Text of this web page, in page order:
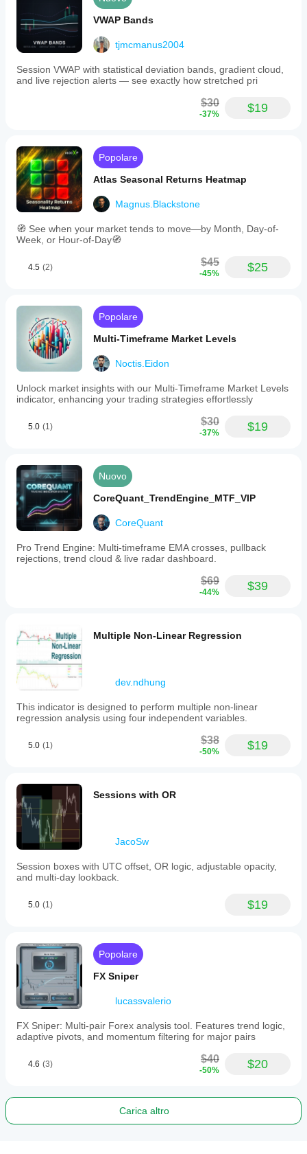
VWAP Bands
tjmcmanus2004
Session VWAP with statistical deviation bands, gradient cloud,
and live rejection alerts — see exactly how stretched pri
$30
-37% $19
Popolare
Atlas Seasonal Returns Heatmap
Magnus.Blackstone
🧭 See when your market tends to move—by Month, Day-of-
Week, or Hour-of-Day🧭
4.5 (2) $45
-45% $25
Popolare
Multi-Timeframe Market Levels
Noctis.Eidon
Unlock market insights with our Multi-Timeframe Market Levels
indicator, enhancing your trading strategies effortlessly
5.0 (1) $30
-37% $19
Nuovo
CoreQuant_TrendEngine_MTF_VIP
CoreQuant
Pro Trend Engine: Multi-timeframe EMA crosses, pullback
rejections, trend cloud & live radar dashboard.
$69
-44% $39
Multiple Non-Linear Regression
dev.ndhung
This indicator is designed to perform multiple non-linear
regression analysis using four independent variables.
5.0 (1) $38
-50% $19
Sessions with OR
JacoSw
Session boxes with UTC offset, OR logic, adjustable opacity,
and multi-day lookback.
5.0 (1) $19
Popolare
FX Sniper
lucassvalerio
FX Sniper: Multi-pair Forex analysis tool. Features trend logic,
adaptive pivots, and momentum filtering for major pairs
4.6 (3) $40
-50% $20
Carica altro